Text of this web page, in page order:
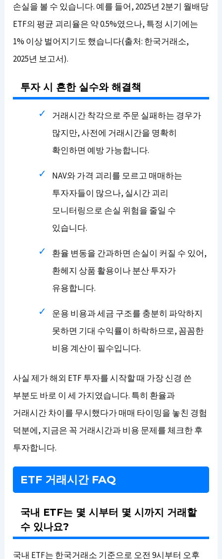
손실을 볼 수 있습니다. 예를 들어, 2025년 2분기 월배당
ETF의 평균 괴리율은 약 0.5%였으나, 특정 시기에는
1% 이상 벌어지기도 했습니다(출처: 한국거래소,
2025년 보고서).
투자 시 흔한 실수와 해결책
거래시간 착각으로 주문 실패하는 경우가
많지만, 사전에 거래시간을 명확히
확인하면 예방 가능합니다.
NAV와 가격 괴리를 모르고 매매하는
투자자들이 많으나, 실시간 괴리
모니터링으로 손실 위험을 줄일 수
있습니다.
환율 변동을 간과하면 손실이 커질 수 있어,
환헤지 상품 활용이나 분산 투자가
유용합니다.
운용 비용과 세금 구조를 충분히 파악하지
못하면 기대 수익률이 하락하므로, 꼼꼼한
비용 계산이 필수입니다.
사실 제가 해외 ETF 투자를 시작할 때 가장 신경 쓴
부분도 바로 이 세 가지였습니다. 특히 환율과
거래시간 차이를 무시했다가 매매 타이밍을 놓친 경험
덕분에, 지금은 꼭 거래시간과 비용 문제를 체크한 후
투자합니다.
ETF 거래시간 FAQ
국내 ETF는 몇 시부터 몇 시까지 거래할
수 있나요?
국내 ETF는 한국거래소 기준으로 오전 9시부터 오후